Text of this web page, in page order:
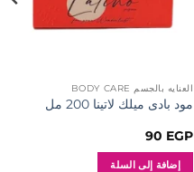
العنايه بالجسم BODY CARE
مود بادى ميلك لاتينا 200 مل
90 EGP
إضافة إلى السلة